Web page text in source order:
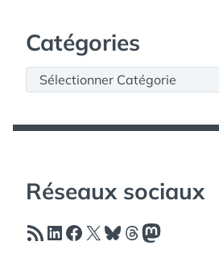
Catégories
Catégories
Réseaux sociaux
Flux RSSLinkedIn
Facebook
X Bluesky
Threads
Mastodon